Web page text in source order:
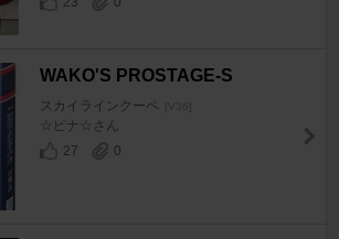
WAKO'S PROSTAGE-S
スカイラインクーペ [V36]
☆ピナ☆さん
27
0